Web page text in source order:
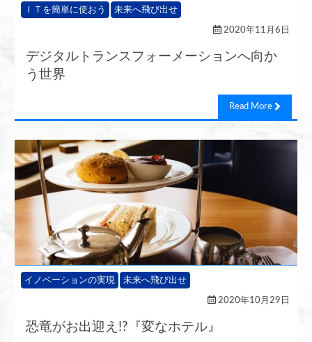
ＩＴを簡単に使おう 未来へ飛び出せ
2020年11月6日
デジタルトランスフォーメーションへ向か
う世界
Read More
イノベーションの実現 未来へ飛び出せ
2020年10月29日
恐竜がお出迎え!?『変なホテル』